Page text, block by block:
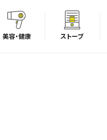
美容・健康 ストーブ